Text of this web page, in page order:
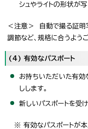
シュやライトの形状が
＜注意＞ 自動で撮る証明
調節など、規格に合うよう
(4) 有効なパスポート
お持ちいただいた有効
しします。
新しいパスポートを受
※ 有効なパスポートが本